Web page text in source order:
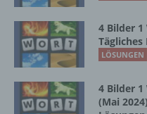
4 Bilder 1
Tägliches
LÖSUNGEN
4 Bilder
(Mai
Markierung
künftige
e) Profiling